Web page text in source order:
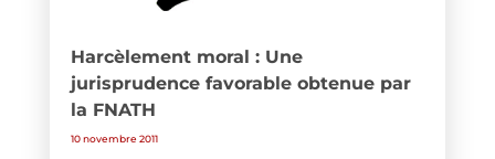
Harcèlement moral : Une
jurisprudence favorable obtenue par
la FNATH
10 novembre 2011